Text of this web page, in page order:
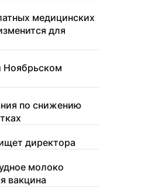
медицинских
для
по снижению
директора
молоко
вакцина